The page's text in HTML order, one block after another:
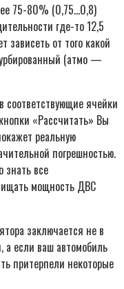
75-80% (0,75…0,8)
где-то 12,5
зависеть от того какой
(атмо —
ячейки
«Рассчитать» Вы
реальную
погрешностью.
знать все
мощность ДВС
заключается не в
а если ваш автомобиль
притерпели некоторые